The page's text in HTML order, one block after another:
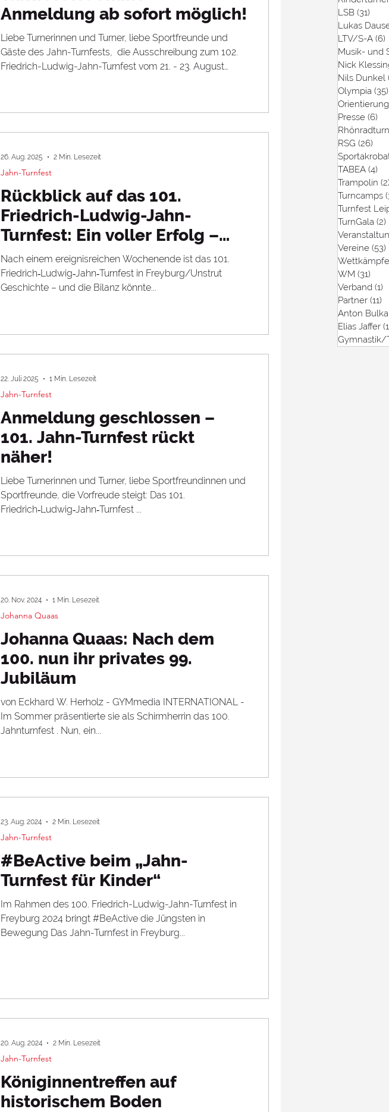
LSB (31)
Lukas
LTV/S-A (6)
Musik- und
Nick
Nils Dunkel
Olympia (35)
Presse (6)
RSG (26)
TABEA (4)
Trampolin
Turncamps
Turnfest
TurnGala (2)
Vereine (53)
Wettkämpfe
WM (31)
Verband (1)
Partner (11)
Anton Bulka
Elias Jaffer
Gymnastik/
Anmeldung ab sofort möglich!
Liebe Turnerinnen und Turner, liebe Sportfreunde und
Gäste des Jahn-Turnfests, ​​​​ die Ausschreibung zum 102.
Friedrich-Ludwig-Jahn-Turnfest vom 21. - 23. August
dem Vorjahr gibt. Sollte es technische Probleme beim
Rückblick auf das 101.
Friedrich-Ludwig-Jahn-
Turnfest: Ein voller Erfolg –
Dank an alle, die dabei waren!
Nach einem ereignisreichen Wochenende ist das 101.
Friedrich‑Ludwig‑Jahn‑Turnfest in Freyburg/Unstrut
Geschichte – und die Bilanz könnte...
Jahn-Turnfest
26. Aug. 2025 2 Min. Lesezeit
Anmeldung geschlossen –
101. Jahn-Turnfest rückt
näher!
Liebe Turnerinnen und Turner, liebe Sportfreundinnen und
Sportfreunde, die Vorfreude steigt: Das 101.
Friedrich‑Ludwig‑Jahn‑Turnfest ...
Jahn-Turnfest
22. Juli 2025 1 Min. Lesezeit
Johanna Quaas: Nach dem
100. nun ihr privates 99.
Jubiläum
von Eckhard W. Herholz - GYMmedia INTERNATIONAL -
Im Sommer präsentierte sie als Schirmherrin das 100.
Jahnturnfest . Nun, ein...
Johanna Quaas
20. Nov. 2024 1 Min. Lesezeit
#BeActive beim „Jahn-
Turnfest für Kinder“
Im Rahmen des 100. Friedrich-Ludwig-Jahn-Turnfest in
Freyburg 2024 bringt #BeActive die Jüngsten in
Bewegung Das Jahn-Turnfest in Freyburg...
Jahn-Turnfest
23. Aug. 2024 2 Min. Lesezeit
Königinnentreffen auf
historischem Boden
Jahn-Turnfest
20. Aug. 2024 2 Min. Lesezeit